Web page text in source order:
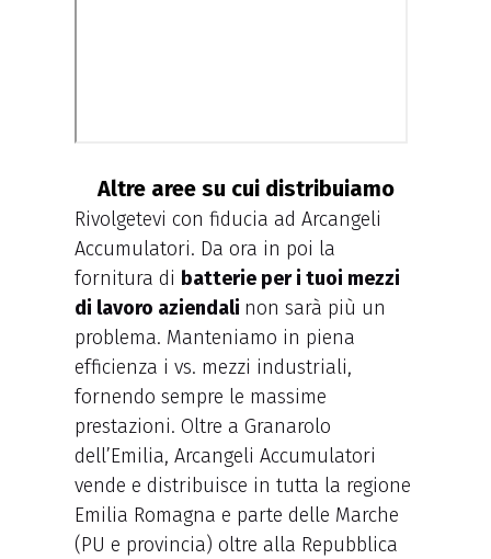
Altre aree su cui distribuiamo
Rivolgetevi con fiducia ad Arcangeli
Accumulatori. Da ora in poi la
fornitura di batterie per i tuoi mezzi
di lavoro aziendali non sarà più un
problema. Manteniamo in piena
efficienza i vs. mezzi industriali,
fornendo sempre le massime
prestazioni. Oltre a Granarolo
dell’Emilia, Arcangeli Accumulatori
vende e distribuisce in tutta la regione
Emilia Romagna e parte delle Marche
(PU e provincia) oltre alla Repubblica